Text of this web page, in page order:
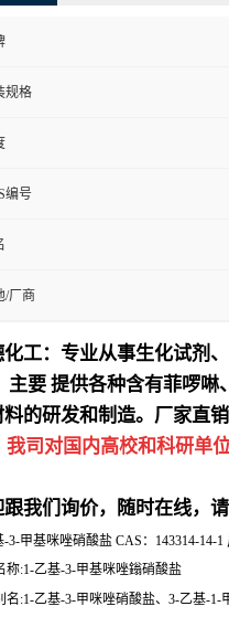
规格
编号
/厂商
化工：专业从事生化试剂
主要 提供各种含有菲啰啉
的研发和制造。厂家直
我司对国内高校和科研单
跟我们询价，随时在线，
-3-甲基咪唑硝酸盐 CAS：143314-14-1
称:1-乙基-3-甲基咪唑鎓硝酸盐
名:1-乙基-3-甲咪唑硝酸盐、3-乙基-1-